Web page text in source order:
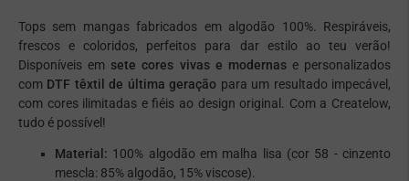
Tops sem mangas fabricados em algodão 100%. Respiráveis,
frescos e coloridos, perfeitos para dar estilo ao teu verão!
Disponíveis em sete cores vivas e modernase personalizados
com DTF têxtil de última geração para um resultado impecável,
com cores ilimitadas e fiéis ao design original. Com a Createlow,
tudo é possível!
Material: 100% algodão em malha lisa (cor 58 - cinzento
mescla: 85% algodão, 15% viscose).